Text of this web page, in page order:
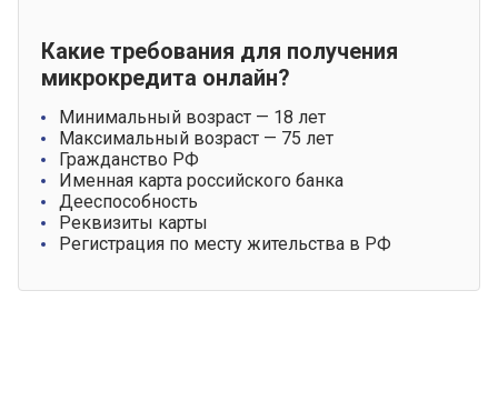
Какие требования для получения
микрокредита онлайн?
Минимальный возраст — 18 лет
Максимальный возраст — 75 лет
Гражданство РФ
Именная карта российского банка
Дееспособность
Реквизиты карты
Регистрация по месту жительства в РФ